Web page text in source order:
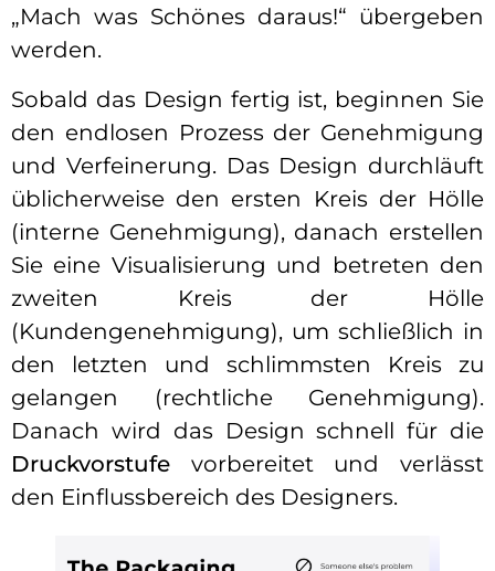
„Mach was Schönes daraus!“ übergeben
werden.
Sobald das Design fertig ist, beginnen Sie
den endlosen Prozess der Genehmigung
und Verfeinerung. Das Design durchläuft
üblicherweise den ersten Kreis der Hölle
(interne Genehmigung), danach erstellen
Sie eine Visualisierung und betreten den
zweiten Kreis der Hölle
(Kundengenehmigung), um schließlich in
den letzten und schlimmsten Kreis zu
gelangen (rechtliche Genehmigung).
Danach wird das Design schnell für die
Druckvorstufe vorbereitet und verlässt
den Einflussbereich des Designers.